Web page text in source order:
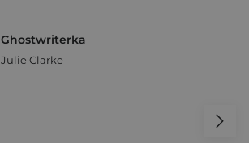
Ghostwriterka
Julie Clarke